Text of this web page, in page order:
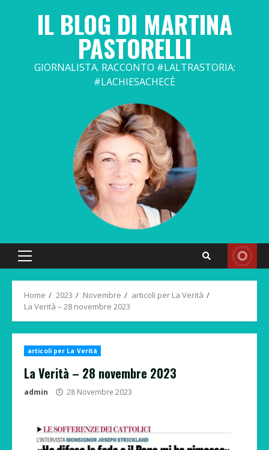
IL BLOG DI MARTINA
PASTORELLI
GIORNALISTA. RACCONTO #LALTRASTORIA:
#LACHIESACHECÈ
Primary
Home 2023 Novembre
articoli per La Verità
La Verità – 28 novembre 2023
articoli per La Verità
La Verità – 28 novembre 2023
admin 28 Novembre 2023